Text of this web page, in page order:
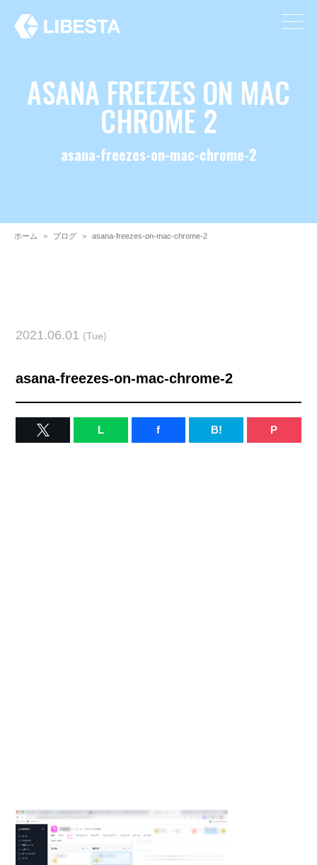
ASANA FREEZES ON MAC
CHROME 2
asana-freezes-on-mac-chrome-2
ホーム ＞ ブログ ＞ asana-freezes-on-mac-chrome-2
2021.06.01 (Tue)
asana-freezes-on-mac-chrome-2
L f B! P